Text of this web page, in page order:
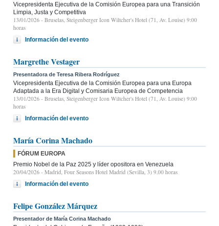
Vicepresidenta Ejecutiva de la Comisión Europea para una Transición
Limpia, Justa y Competitiva
13/01/2026 - Bruselas, Steigenberger Icon Wiltcher's Hotel (71, Av. Louise) 9:00
horas
Información del evento
Margrethe Vestager
Presentadora de Teresa Ribera Rodríguez
Vicepresidenta Ejecutiva de la Comisión Europea para una Europa
Adaptada a la Era Digital y Comisaria Europea de Competencia
13/01/2026 - Bruselas, Steigenberger Icon Wiltcher's Hotel (71, Av. Louise) 9:00
horas
Información del evento
María Corina Machado
FÓRUM EUROPA
Premio Nobel de la Paz 2025 y líder opositora en Venezuela
20/04/2026 - Madrid, Four Seasons Hotel Madrid (Sevilla, 3) 9.00 horas
Información del evento
Felipe González Márquez
Presentador de María Corina Machado